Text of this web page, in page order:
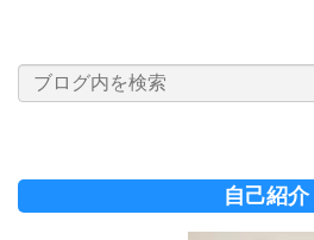
自己紹介